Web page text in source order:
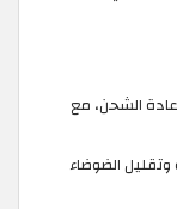
الشحن، مع
الضوضاء